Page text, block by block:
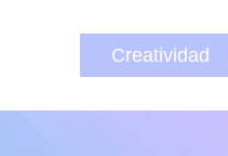
Creatividad